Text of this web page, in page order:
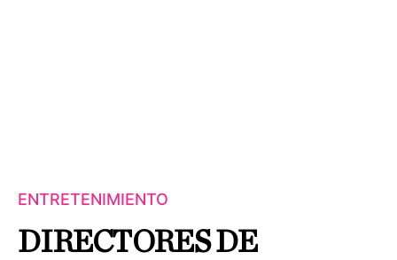
ENTRETENIMIENTO
DIRECTORES DE